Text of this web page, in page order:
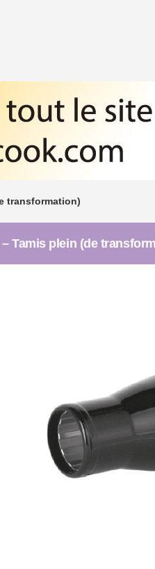
transformation)
– Tamis plein (de